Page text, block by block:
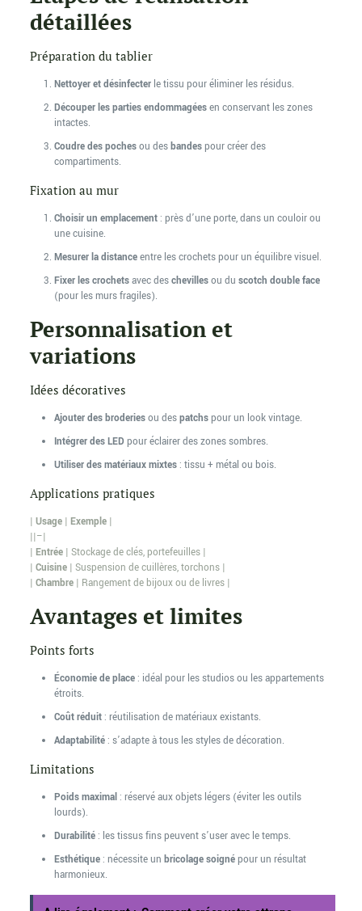
détaillées
Préparation du tablier
Nettoyer et désinfecterle tissu pour éliminer les résidus.
Découper les parties endommagéesen conservant les zones
intactes.
Coudre des pochesou desbandespour créer des
compartiments.
Fixation au mur
Choisir un emplacement: près d’une porte, dans un couloir ou
une cuisine.
Mesurer la distanceentre les crochets pour un équilibre visuel.
Fixer les crochetsavec deschevillesou du scotch double face
(pour les murs fragiles).
Personnalisation et
variations
Idées décoratives
Ajouter des broderiesou despatchspour un look vintage.
Intégrer des LED pour éclairer des zones sombres.
Utiliser des matériaux mixtes: tissu + métal ou bois.
Applications pratiques
| Usage| Exemple|
||–|
| Entrée| Stockage de clés, portefeuilles |
| Cuisine| Suspension de cuillères, torchons |
| Chambre| Rangement de bijoux ou de livres |
Avantages et limites
Points forts
Économie de place: idéal pour les studios ou les appartements
étroits.
Coût réduit: réutilisation de matériaux existants.
Adaptabilité: s’adapte à tous les styles de décoration.
Limitations
Poids maximal: réservé aux objets légers (éviter les outils
lourds).
Durabilité: les tissus fins peuvent s’user avec le temps.
Esthétique: nécessite un bricolage soignépour un résultat
harmonieux.